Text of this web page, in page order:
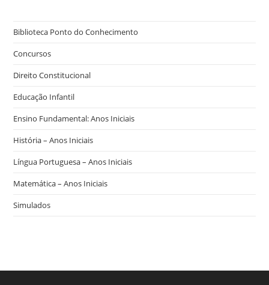
Biblioteca Ponto do Conhecimento
Concursos
Direito Constitucional
Educação Infantil
Ensino Fundamental: Anos Iniciais
História – Anos Iniciais
Língua Portuguesa – Anos Iniciais
Matemática – Anos Iniciais
Simulados